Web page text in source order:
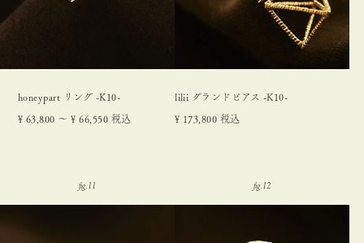
honeypart リング -K10-
¥ 63,800 〜 ¥ 66,550 税込
lilii グランドピアス -K10-
¥ 173,800 税込